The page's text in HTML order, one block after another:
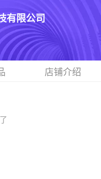
有限公司
店铺介绍